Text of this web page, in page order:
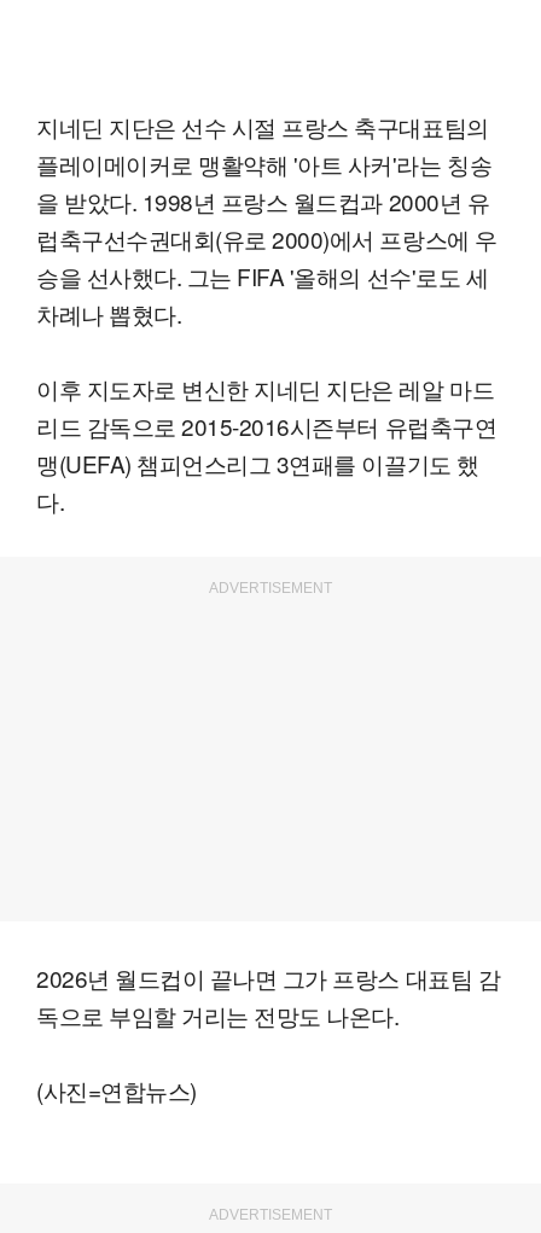
지네딘 지단은 선수 시절 프랑스 축구대표팀의
플레이메이커로 맹활약해 '아트 사커'라는 칭송
을 받았다. 1998년 프랑스 월드컵과 2000년 유
럽축구선수권대회(유로 2000)에서 프랑스에 우
승을 선사했다. 그는 FIFA '올해의 선수'로도 세
차례나 뽑혔다.
이후 지도자로 변신한 지네딘 지단은 레알 마드
리드 감독으로 2015-2016시즌부터 유럽축구연
맹(UEFA) 챔피언스리그 3연패를 이끌기도 했
다.
ADVERTISEMENT
2026년 월드컵이 끝나면 그가 프랑스 대표팀 감
독으로 부임할 거리는 전망도 나온다.
(사진=연합뉴스)
ADVERTISEMENT